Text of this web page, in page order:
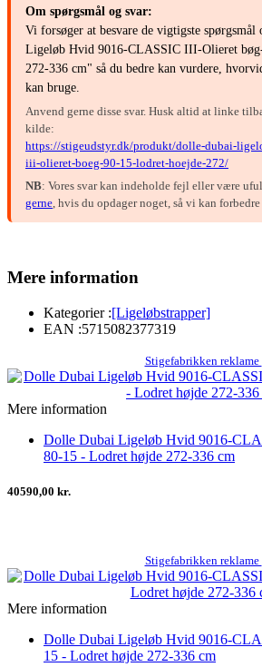
Om spørgsmål og svar:
Vi forsøger at besvare de vigtigste
Ligeløb Hvid 9016-CLASSIC III-Olieret
272-336 cm" så du bedre kan vurdere,
kan bruge.
Anvend gerne disse svar. Husk altid at linke
kilde:
https://stigeudstyr.dk/produkt/dolle-dubai-
iii-olieret-boeg-90-15-lodret-hoejde-272/
NB: Vores svar kan indeholde fejl eller være
gerne, hvis du opdager noget, så vi kan
Mere information
Kategorier :[Ligeløbstrapper]
EAN :5715082377319
Stigefabrikken reklame
Mere information
Dolle Dubai Ligeløb Hvid 9016-
80-15 - Lodret højde 272-336 cm
40590,00 kr.
Stigefabrikken reklame
Mere information
Dolle Dubai Ligeløb Hvid 9016-
15 - Lodret højde 272-336 cm